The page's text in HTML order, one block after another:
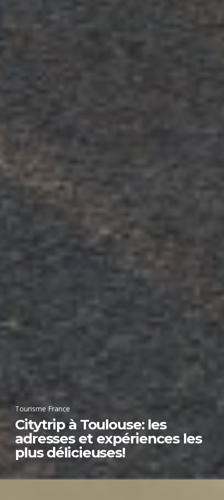
Tourisme France
Citytrip à Toulouse: les
adresses et expériences les
plus délicieuses!